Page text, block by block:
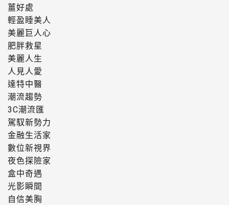
薑好處
輕盈睡美人
美麗巨人心
肥胖救星
美麗人生
人見人愛
達特中醫
潮流趨勢
3C潮流匯
駕馭新勢力
金融生活家
數位新視界
夜色探險家
盒中奇遇
光影瞬間
自信美胸